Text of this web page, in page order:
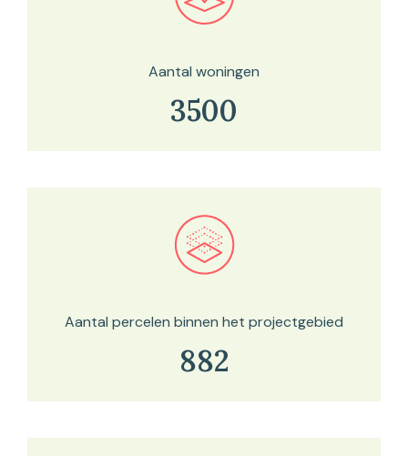
Bekijk in onze kaartviewer
Aantal woningen
3500
Bekijk in onze kaartviewer
Aantal percelen binnen het projectgebied
882